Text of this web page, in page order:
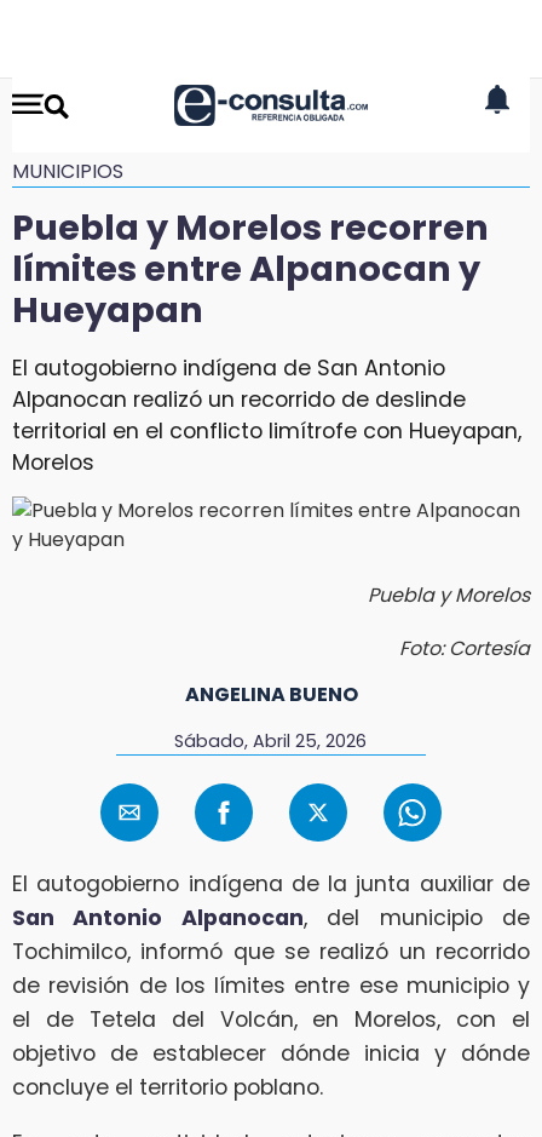
MUNICIPIOS
Puebla y Morelos recorren
límites entre Alpanocan y
Hueyapan
El autogobierno indígena de San Antonio
Alpanocan realizó un recorrido de deslinde
territorial en el conflicto limítrofe con Hueyapan,
Morelos
Puebla y Morelos
Foto: Cortesía
ANGELINA BUENO
Sábado, Abril 25, 2026
El autogobierno indígena de la junta auxiliar de
San Antonio Alpanocan, del municipio de
Tochimilco, informó que se realizó un recorrido
de revisión de los límites entre ese municipio y
el de Tetela del Volcán, en Morelos, con el
objetivo de establecer dónde inicia y dónde
concluye el territorio poblano.